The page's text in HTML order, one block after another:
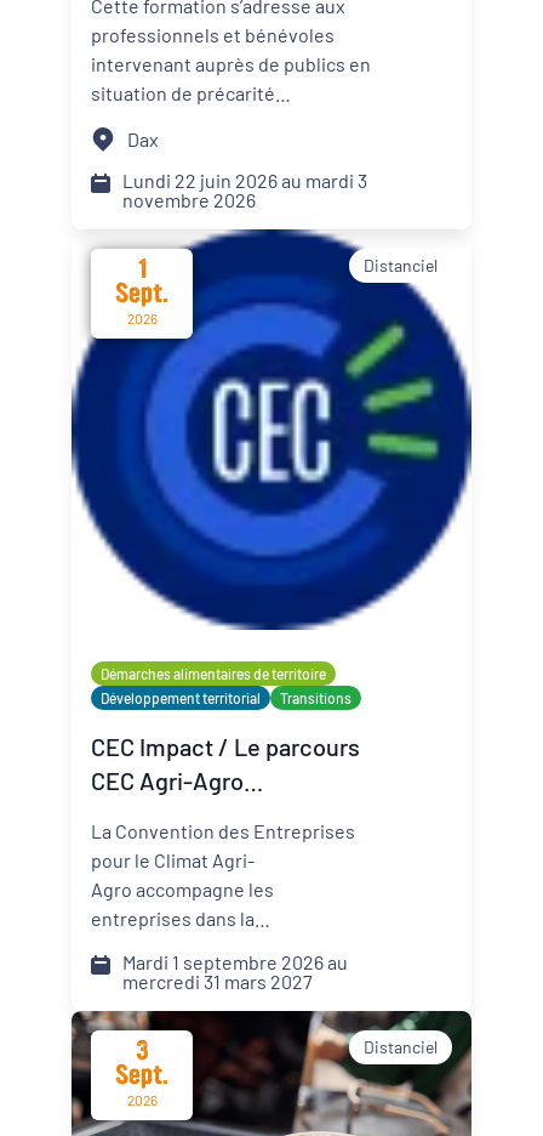
Dynamiques territoriales pour l’emploi
Transitions
Départements
Format de l'événement
Présentiel
Distanciel
Organisateur
Externe
personnes en situation de
précarité alimentaire
Cette formation s’adresse aux
professionnels et bénévoles
intervenant auprès de publics en
situation de précarité
alimentaire. Elle propose des
apports théoriques, des
échanges de pratiques et des
mises en situation afin d’intégrer
le renforcement du pouvoir
d’agir de leur public dans les
actions menées.
Dax
Lundi 22 juin 2026 au mardi 3
novembre 2026
1
Sept.
2026
Distanciel
Démarches alimentaires de territoire
Développement territorial
Transitions
CEC Impact / Le parcours
CEC Agri-Agro
Entreprises pour le Climat)
La Convention des Entreprises
pour le Climat Agri-
Agro accompagne les
entreprises dans la
face aux défis climatiques,
environnementaux et
sociétaux. Comment pérenniser
mon activité dans un monde qui
change vite ? Comment mieux
anticiper les risques et réduire
Mardi 1 septembre 2026 au
mercredi 31 mars 2027
3
Sept.
2026
Distanciel